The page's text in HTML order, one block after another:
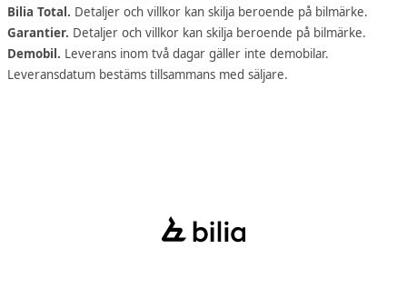
Bilia Total. Detaljer och villkor kan skilja beroende på bilmärke.
Garantier. Detaljer och villkor kan skilja beroende på bilmärke.
Demobil. Leverans inom två dagar gäller inte demobilar.
Leveransdatum bestäms tillsammans med säljare.